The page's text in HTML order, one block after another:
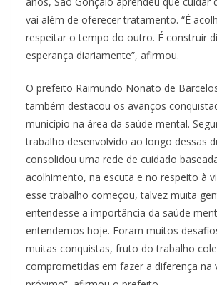
vai além de oferecer tratamento. “É
respeitar o tempo do outro. É construir
esperança diariamente”, afirmou.
O prefeito Raimundo Nonato de
também destacou os avanços
município na área da saúde mental.
trabalho desenvolvido ao longo dessas
consolidou uma rede de cuidado
acolhimento, na escuta e no respeito à
esse trabalho começou, talvez muita
entendesse a importância da saúde
entendemos hoje. Foram muitos
muitas conquistas, fruto do trabalho
comprometidas em fazer a diferença na